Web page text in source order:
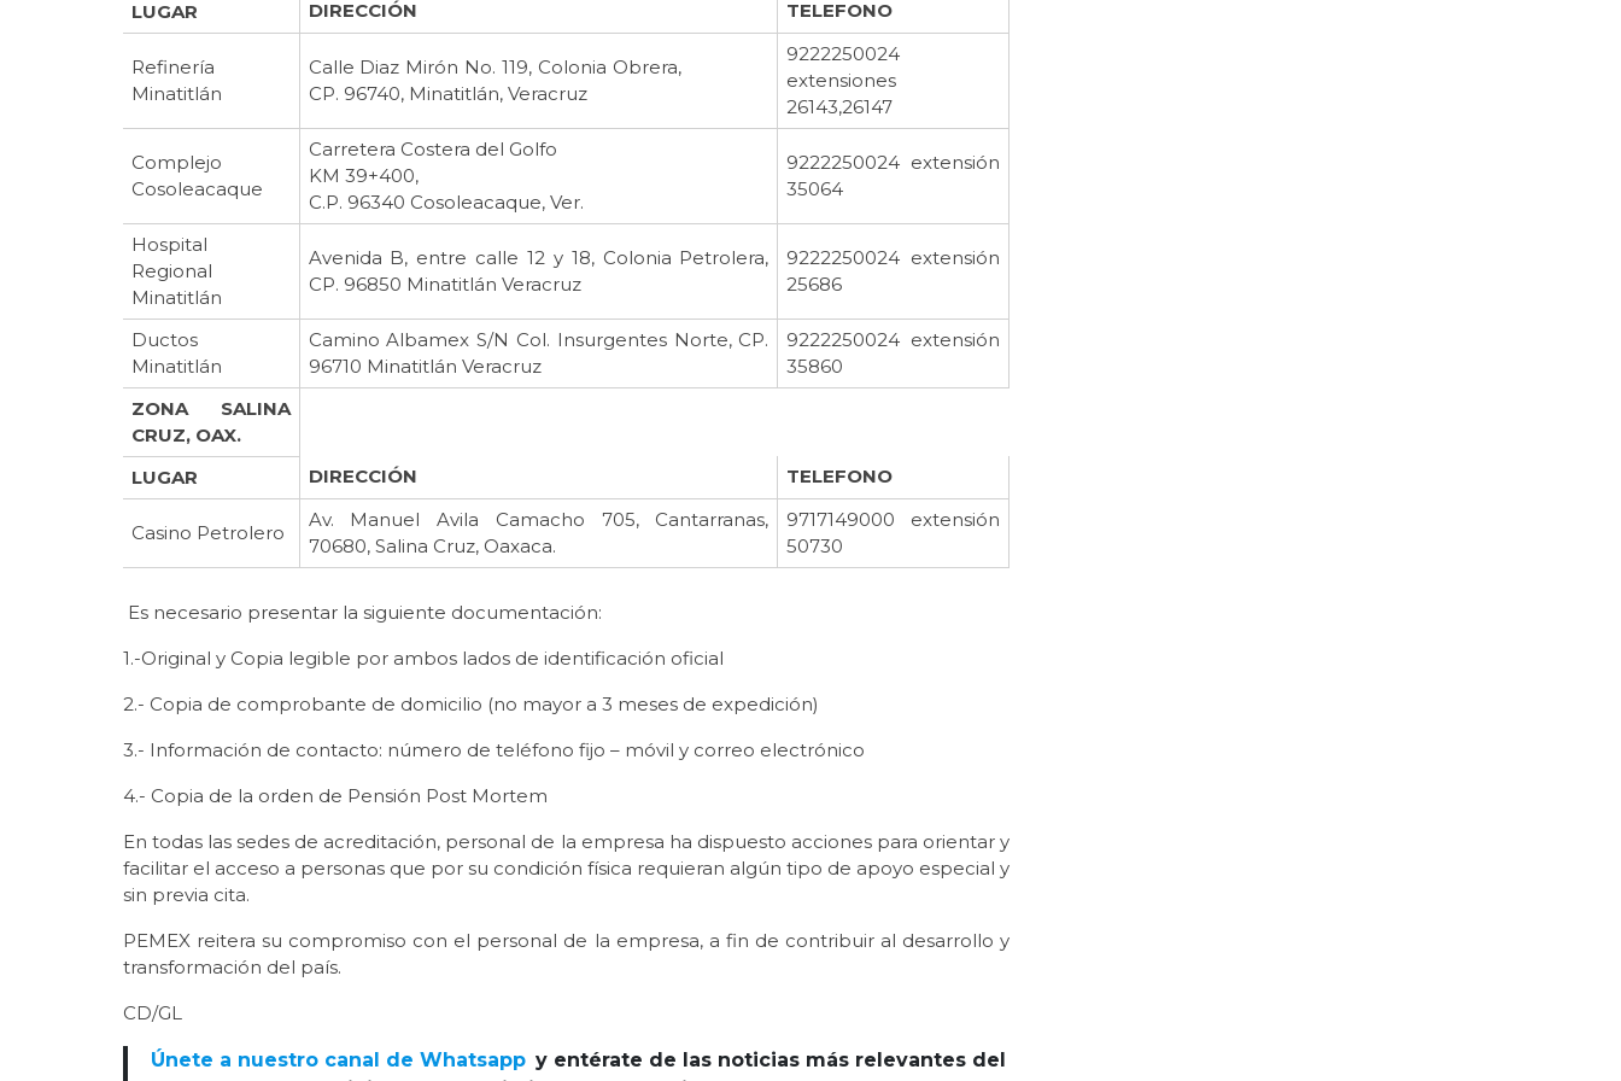
LUGAR
DIRECCIÓN TELEFONO
Refinería
Minatitlán
Calle Diaz Mirón No. 119, Colonia Obrera,
CP. 96740, Minatitlán, Veracruz
9222250024
extensiones
26143,26147
Complejo
Cosoleacaque
Carretera Costera del Golfo
KM 39+400,
C.P. 96340 Cosoleacaque, Ver.
9222250024 extensión
35064
Hospital
Regional
Minatitlán
Avenida B, entre calle 12 y 18, Colonia Petrolera,
CP. 96850 Minatitlán Veracruz
9222250024 extensión
25686
Ductos
Minatitlán
Camino Albamex S/N Col. Insurgentes Norte, CP.
96710 Minatitlán Veracruz
9222250024 extensión
35860
ZONA SALINA
CRUZ, OAX.
LUGAR
DIRECCIÓN TELEFONO
Casino Petrolero
Av. Manuel Avila Camacho 705, Cantarranas,
70680, Salina Cruz, Oaxaca.
9717149000 extensión
50730
Es necesario presentar la siguiente documentación:
1.-Original y Copia legible por ambos lados de identificación oficial
2.- Copia de comprobante de domicilio (no mayor a 3 meses de expedición)
3.- Información de contacto: número de teléfono fijo – móvil y correo electrónico
4.- Copia de la orden de Pensión Post Mortem
En todas las sedes de acreditación, personal de la empresa ha dispuesto acciones para orientar y
facilitar el acceso a personas que por su condición física requieran algún tipo de apoyo especial y
sin previa cita.
PEMEX reitera su compromiso con el personal de la empresa, a fin de contribuir al desarrollo y
transformación del país.
CD/GL
Únete a nuestro canal de Whatsapp y entérate de las noticias más relevantes del